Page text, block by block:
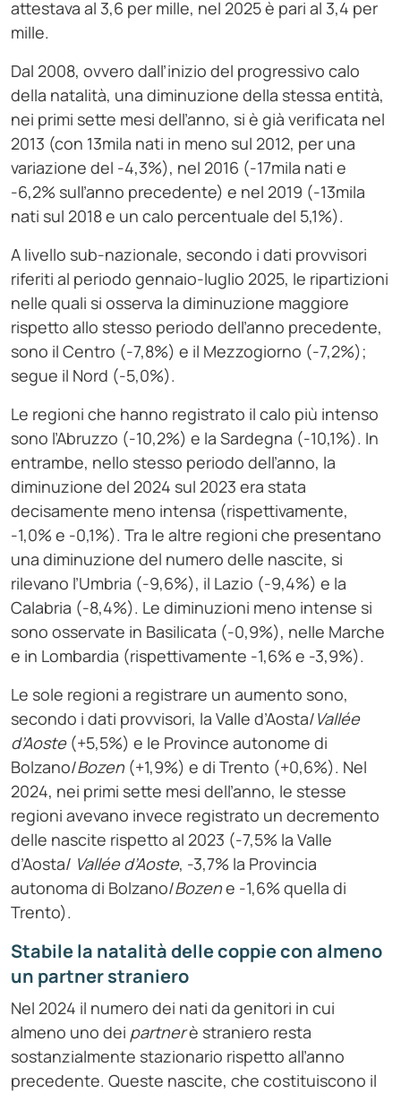
attestava al 3,6 per mille, nel 2025 è pari al 3,4 per
mille.
Dal 2008, ovvero dall’inizio del progressivo calo
della natalità, una diminuzione della stessa entità,
nei primi sette mesi dell’anno, si è già verificata nel
2013 (con 13mila nati in meno sul 2012, per una
variazione del -4,3%), nel 2016 (-17mila nati e
-6,2% sull’anno precedente) e nel 2019 (-13mila
nati sul 2018 e un calo percentuale del 5,1%).
A livello sub-nazionale, secondo i dati provvisori
riferiti al periodo gennaio-luglio 2025, le ripartizioni
nelle quali si osserva la diminuzione maggiore
rispetto allo stesso periodo dell’anno precedente,
sono il Centro (-7,8%) e il Mezzogiorno (-7,2%);
segue il Nord (-5,0%).
Le regioni che hanno registrato il calo più intenso
sono l’Abruzzo (-10,2%) e la Sardegna (-10,1%). In
entrambe, nello stesso periodo dell’anno, la
diminuzione del 2024 sul 2023 era stata
decisamente meno intensa (rispettivamente,
-1,0% e -0,1%). Tra le altre regioni che presentano
una diminuzione del numero delle nascite, si
rilevano l’Umbria (-9,6%), il Lazio (-9,4%) e la
Calabria (-8,4%). Le diminuzioni meno intense si
sono osservate in Basilicata (-0,9%), nelle Marche
e in Lombardia (rispettivamente -1,6% e -3,9%).
Le sole regioni a registrare un aumento sono,
secondo i dati provvisori, la Valle d’Aosta/Vallée
d’Aoste(+5,5%) e le Province autonome di
Bolzano/Bozen (+1,9%) e di Trento (+0,6%). Nel
2024, nei primi sette mesi dell’anno, le stesse
regioni avevano invece registrato un decremento
delle nascite rispetto al 2023 (-7,5% la Valle
d’Aosta/ Vallée d’Aoste, -3,7% la Provincia
autonoma di Bolzano/Bozene -1,6% quella di
Trento).
Stabile la natalità delle coppie con almeno
un partner straniero
Nel 2024 il numero dei nati da genitori in cui
almeno uno dei partnerè straniero resta
sostanzialmente stazionario rispetto all’anno
precedente. Queste nascite, che costituiscono il